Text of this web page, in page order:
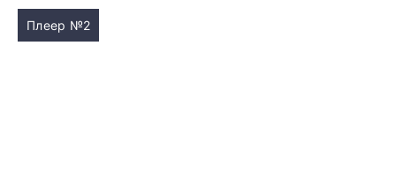
Плеер №2